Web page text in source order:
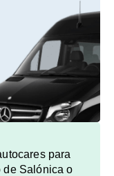
para
de Salónica o